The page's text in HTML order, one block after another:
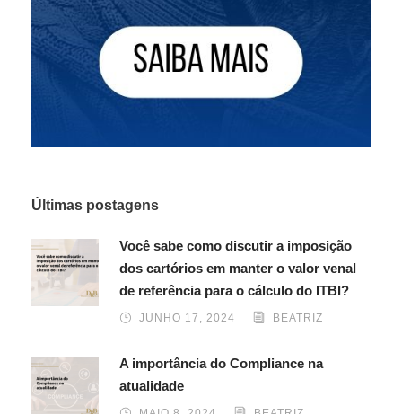
Últimas postagens
Você sabe como discutir a imposição
dos cartórios em manter o valor venal
de referência para o cálculo do ITBI?
JUNHO 17, 2024 BEATRIZ
A importância do Compliance na
atualidade